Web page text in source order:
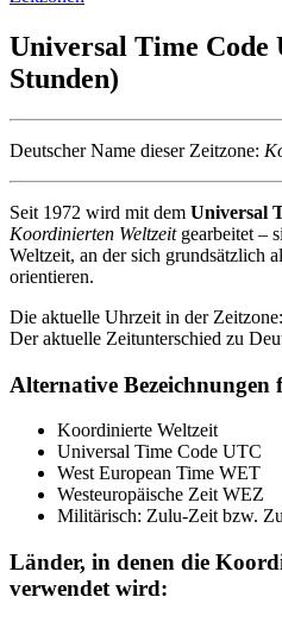
Universal Time Code
Stunden)
Deutscher Name dieser Zeitzone:
Seit 1972 wird mit dem Universal
Koordinierten Weltzeitgearbeitet –
Weltzeit, an der sich grundsätzlich
orientieren.
Die aktuelle Uhrzeit in der
Der aktuelle Zeitunterschied zu
Alternative Bezeichnungen
Koordinierte Weltzeit
Universal Time Code UTC
West European Time WET
Westeuropäische Zeit WEZ
Militärisch: Zulu-Zeit bzw.
Länder, in denen die
verwendet wird: